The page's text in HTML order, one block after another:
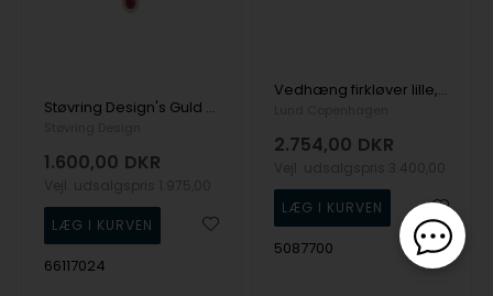
Støvring Design's Guld halskæde
1.600,00 DKR
66117024
Vedhæng firkløver lille, 14 karat
2.754,00 DKR
5087700